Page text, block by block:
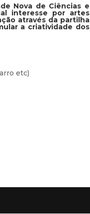
Nova de Ciências e
interesse por artes
através da partilha
a criatividade dos
etc)